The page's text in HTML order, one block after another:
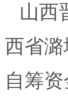
山西
西省
自筹